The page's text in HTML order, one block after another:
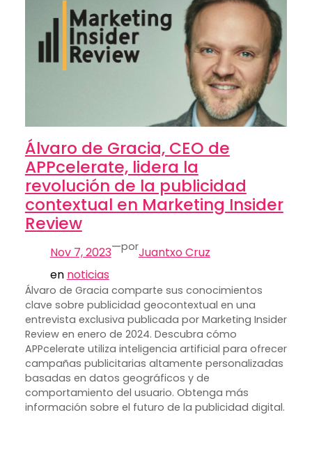
Álvaro de Gracia, CEO de
APPcelerate, lidera la
revolución de la publicidad
contextual en Marketing Insider
Review
Nov 7, 2023—porJuantxo Cruz
en noticias
Álvaro de Gracia comparte sus conocimientos
clave sobre publicidad geocontextual en una
entrevista exclusiva publicada por Marketing Insider
Review en enero de 2024. Descubra cómo
APPcelerate utiliza inteligencia artificial para ofrecer
campañas publicitarias altamente personalizadas
basadas en datos geográficos y de
comportamiento del usuario. Obtenga más
información sobre el futuro de la publicidad digital.